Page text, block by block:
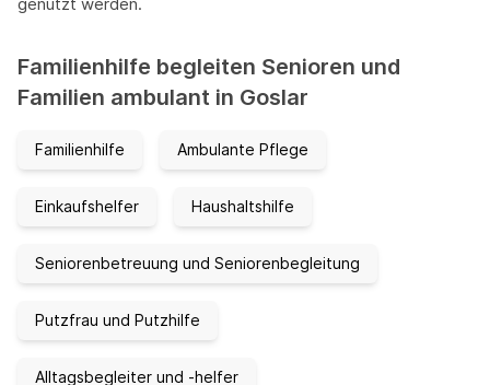
Familienhilfe begleiten Senioren und
Familien ambulant in Goslar
Familienhilfe Ambulante Pflege
Einkaufshelfer Haushaltshilfe
Seniorenbetreuung und Seniorenbegleitung
Putzfrau und Putzhilfe
Alltagsbegleiter und -helfer